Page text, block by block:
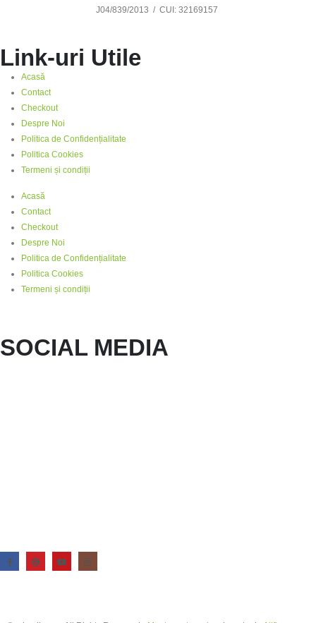
J04/839/2013 / CUI: 32169157
Link-uri Utile
Acasă
Contact
Checkout
Despre Noi
Politica de Confidențialitate
Politica Cookies
Termeni și condiții
Acasă
Contact
Checkout
Despre Noi
Politica de Confidențialitate
Politica Cookies
Termeni și condiții
SOCIAL MEDIA